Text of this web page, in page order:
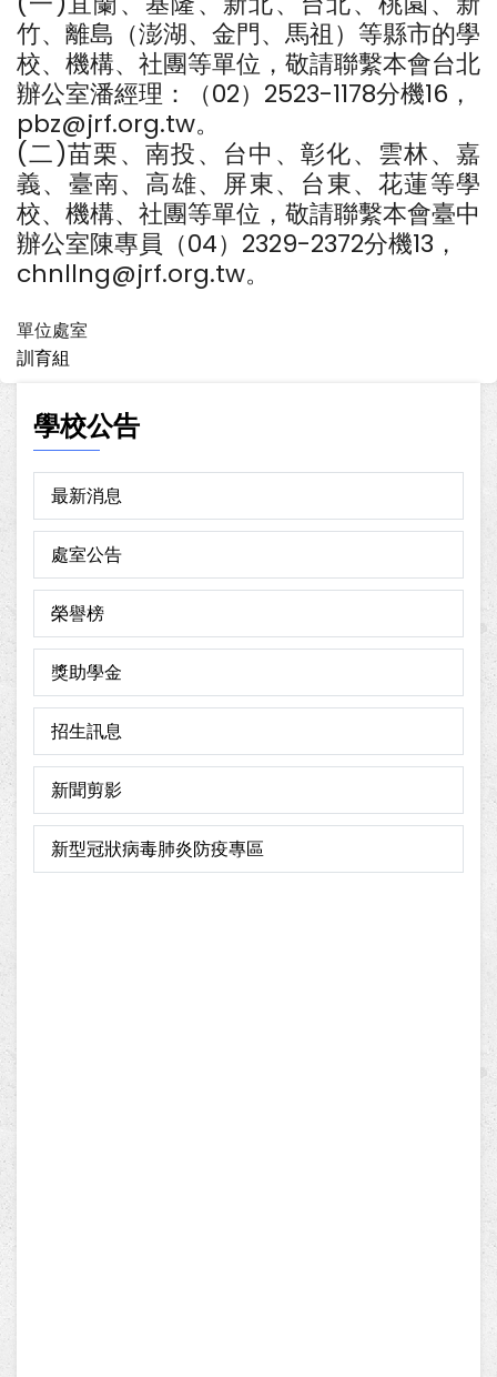
竹、離島（澎湖、金門、馬祖）等縣市的學
校、機構、社團等單位，敬請聯繫本會台北
辦公室潘經理：（02）2523-1178分機16，
pbz@jrf.org.tw。
(二)苗栗、南投、台中、彰化、雲林、嘉
義、臺南、高雄、屏東、台東、花蓮等學
校、機構、社團等單位，敬請聯繫本會臺中
辦公室陳專員（04）2329-2372分機13，
chnllng@jrf.org.tw。
單位處室
訓育組
學校公告
最新消息
處室公告
榮譽榜
獎助學金
招生訊息
新聞剪影
新型冠狀病毒肺炎防疫專區